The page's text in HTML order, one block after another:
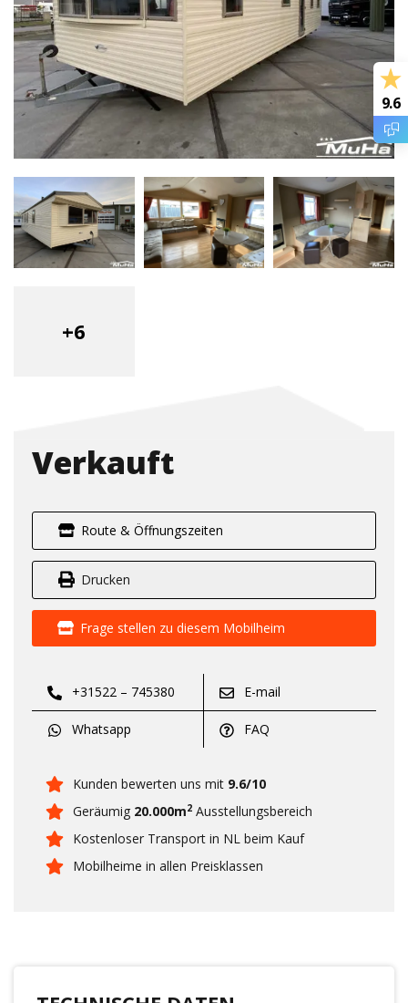
+6
Verkauft
Route & Öffnungszeiten
Drucken
Frage stellen zu diesem Mobilheim
+31522 – 745380 E-mail
Whatsapp FAQ
Kunden bewerten uns mit 9.6/10
Geräumig 20.000m2 Ausstellungsbereich
Kostenloser Transport in NL beim Kauf
Mobilheime in allen Preisklassen
9.6